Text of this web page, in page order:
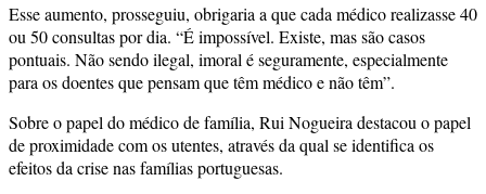
Esse aumento, prosseguiu, obrigaria a que cada médico realizasse 40
ou 50 consultas por dia. “É impossível. Existe, mas são casos
pontuais. Não sendo ilegal, imoral é seguramente, especialmente
para os doentes que pensam que têm médico e não têm”.
Sobre o papel do médico de família, Rui Nogueira destacou o papel
de proximidade com os utentes, através da qual se identifica os
efeitos da crise nas famílias portuguesas.